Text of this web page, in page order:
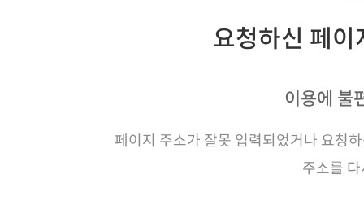
요청하신 페
이용에 불
페이지 주소가 잘못 입력되었거나 요청
주소를